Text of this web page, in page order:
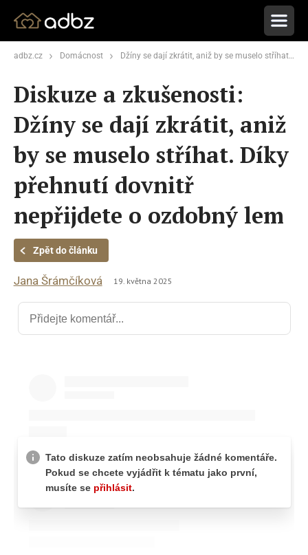
adbz.cz Domácnost Džíny se dají zkrátit, aniž by se muselo stříhat. Díky přehnutí dovnitř nepřijdete o ozdobný lem
Diskuze a zkušenosti:
Džíny se dají zkrátit, aniž
by se muselo stříhat. Díky
přehnutí dovnitř
nepřijdete o ozdobný lem
Zpět do článku
Jana Šrámčíková 19. května 2025